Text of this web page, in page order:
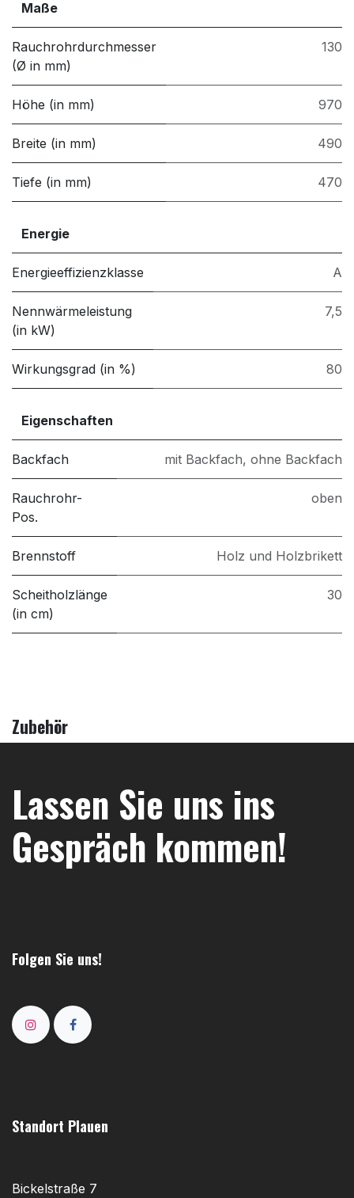
Maße
Rauchrohrdurchmesser
(Ø in mm)
130
Höhe (in mm) 970
Breite (in mm) 490
Tiefe (in mm) 470
Energie
Energieeffizienzklasse A
Nennwärmeleistung
(in kW)
7,5
Wirkungsgrad (in %) 80
Eigenschaften
Backfach mit Backfach, ohne Backfach
Rauchrohr-
Pos.
oben
Brennstoff Holz und Holzbrikett
Scheitholzlänge
(in cm)
30
Zubehör
Lassen Sie uns ins
Gespräch kommen!
Folgen Sie uns!
Standort Plauen
Bickelstraße 7